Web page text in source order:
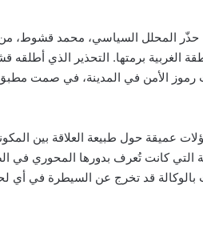
حذّر المحلل السياسي، محمد قشوط، من
الغربية برمتها. التحذير الذي
الأمن في المدينة، في صمت مطبق
عميقة حول طبيعة العلاقة بين
التي كانت تُعرف بدورها المحوري في
قد تخرج عن السيطرة في أي